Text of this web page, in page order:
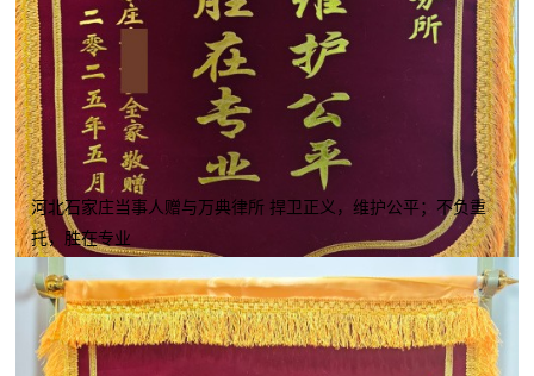
河北石家庄当事人赠与万典律所 捍卫正义，维护公平；不负重
托，胜在专业